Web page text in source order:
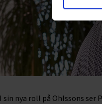
I sin nya roll på Ohlssons